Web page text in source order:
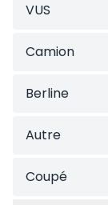
VUS
Camion
Berline
Autre
Coupé